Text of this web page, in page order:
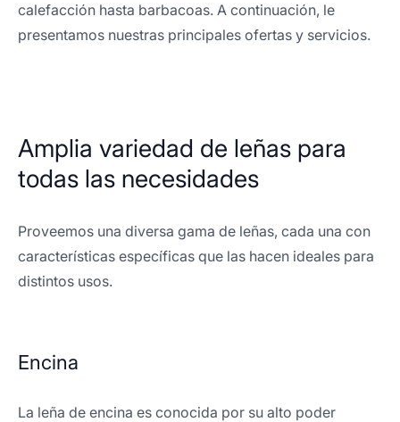
calefacción hasta barbacoas. A continuación, le
presentamos nuestras principales ofertas y servicios.
Amplia variedad de leñas para
todas las necesidades
Proveemos una diversa gama de leñas, cada una con
características específicas que las hacen ideales para
distintos usos.
Encina
La leña de encina es conocida por su alto poder